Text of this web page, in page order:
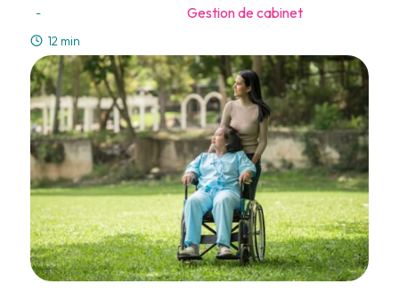
- Gestion de cabinet
12 min